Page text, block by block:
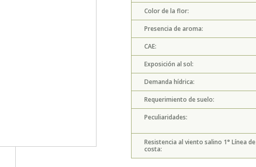
Color de la flor:
Presencia de aroma:
CAE:
Exposición al sol:
Demanda hídrica:
Requerimiento de suelo:
Peculiaridades:
Resistencia al viento salino 1° Línea de
costa: